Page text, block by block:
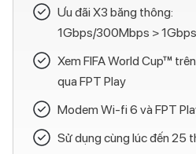
Ưu đãi X3 băng thông:
1Gbps/300Mbps >
Xem FIFA World Cup™
qua FPT Play
Modem Wi-fi 6 và FPT
Sử dụng cùng lúc đến 25